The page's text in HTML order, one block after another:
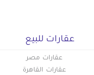
عقارات للبيع
عقارات مصر
عقارات القاهرة